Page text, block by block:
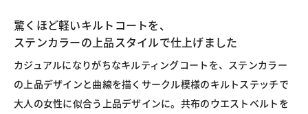
驚くほど軽いキルトコートを、
ステンカラーの上品スタイルで仕上げました
カジュアルになりがちなキルティングコートを、ステンカラー
の上品デザインと曲線を描くサークル模様のキルトステッチで
大人の女性に似合う上品デザインに。共布のウエストベルトを